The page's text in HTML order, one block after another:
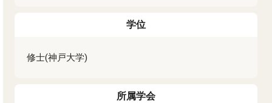
学位
修士(神戸大学)
所属学会